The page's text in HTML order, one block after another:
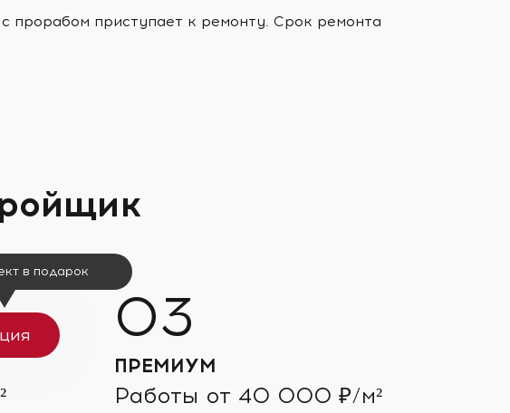
прорабом приступает к ремонту. Срок ремонта
в подарок
ПРЕМИУМ
Работы от 40 000 ₽/м²